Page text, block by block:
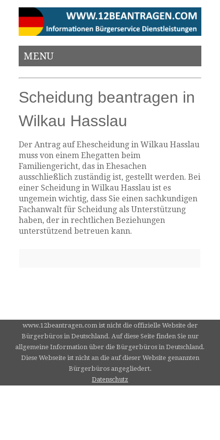
MENU
Scheidung beantragen in
Wilkau Hasslau
Der Antrag auf Ehescheidung in Wilkau Hasslau
muss von einem Ehegatten beim
Familiengericht, das in Ehesachen
ausschließlich zuständig ist, gestellt werden. Bei
einer Scheidung in Wilkau Hasslau ist es
ungemein wichtig, dass Sie einen sachkundigen
Fachanwalt für Scheidung als Unterstützung
haben, der in rechtlichen Beziehungen
unterstützend betreuen kann.
www.12beantragen.com ist nicht die offizielle Website der
Bürgerbüros in Deutschland. Auf diese Seite finden Sie nur
allgemeine Information über die Bürgerbüros in Deutschland.
Diese Webseite ist nicht an die auf dieser Website genannten
Bürgerbüros angegliedert.
Datenschutz